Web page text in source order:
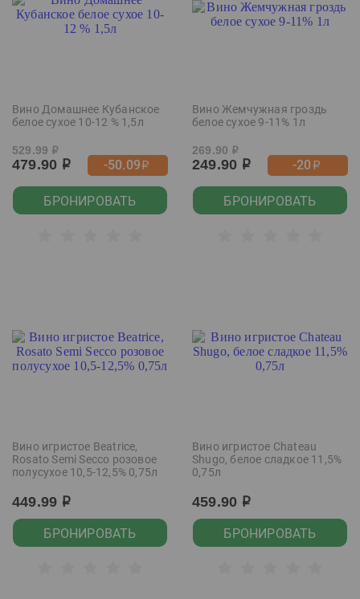
Вино Домашнее Кубанское
белое сухое 10-12 % 1,5л
529.99 р
479.90 р -50.09р
БРОНИРОВАТЬ
Вино Жемчужная гроздь
белое сухое 9-11% 1л
269.90 р
249.90 р -20р
БРОНИРОВАТЬ
Вино игристое Beatrice,
Rosato Semi Secco розовое
полусухое 10,5-12,5% 0,75л
449.99 р
БРОНИРОВАТЬ
Вино игристое Chateau
Shugo, белое сладкое 11,5%
0,75л
459.90 р
БРОНИРОВАТЬ